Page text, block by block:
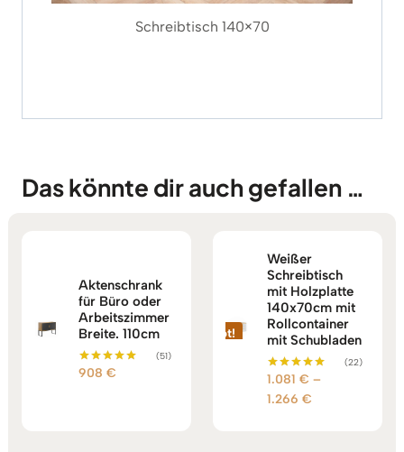
Schreibtisch 140×70
Das könnte dir auch gefallen …
Aktenschrank
für Büro oder
Arbeitszimmer
Breite. 110cm
Bewertet mit
(51)
908 €
Angebot!
Weißer
Schreibtisch
mit Holzplatte
140x70cm mit
Rollcontainer
mit Schubladen
Bewertet mit
von 5
(22)
1.081 € –
1.266 €